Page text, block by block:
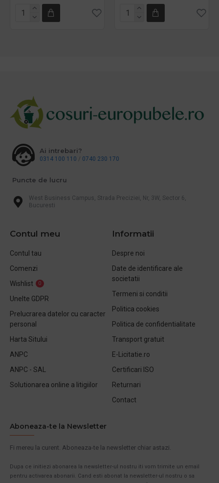
Ai intrebari?
0314 100 110 / 0740 230 170
Puncte de lucru
West Business Campus, Strada Preciziei, Nr, 3W, Sector 6,
Bucuresti
Contul meu
Contul tau
Comenzi
Wishlist
0
Unelte GDPR
Prelucrarea datelor cu caracter
personal
Harta Sitului
ANPC
ANPC - SAL
Solutionarea online a litigiilor
Informatii
Despre noi
Date de identificare ale
societatii
Termeni si conditii
Politica cookies
Politica de confidentialitate
Transport gratuit
E-Licitatie.ro
Certificari ISO
Returnari
Contact
Aboneaza-te la Newsletter
Fi mereu la curent. Aboneaza-te la newsletter chiar astazi.
Dupa ce initiezi abonarea la newsletter-ul nostru iti vom trimite un email
pentru activarea abonarii. Cand esti abonat la newsletter-ul nostru o sa